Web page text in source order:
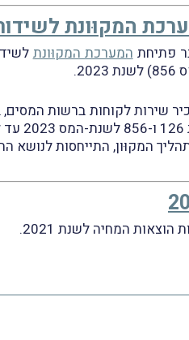
המקוּונת
המערכת המקוּונת
שירות לקוחות ברשות
המקוּון, התייחסות לנושא
המחיה לשנת 2021.